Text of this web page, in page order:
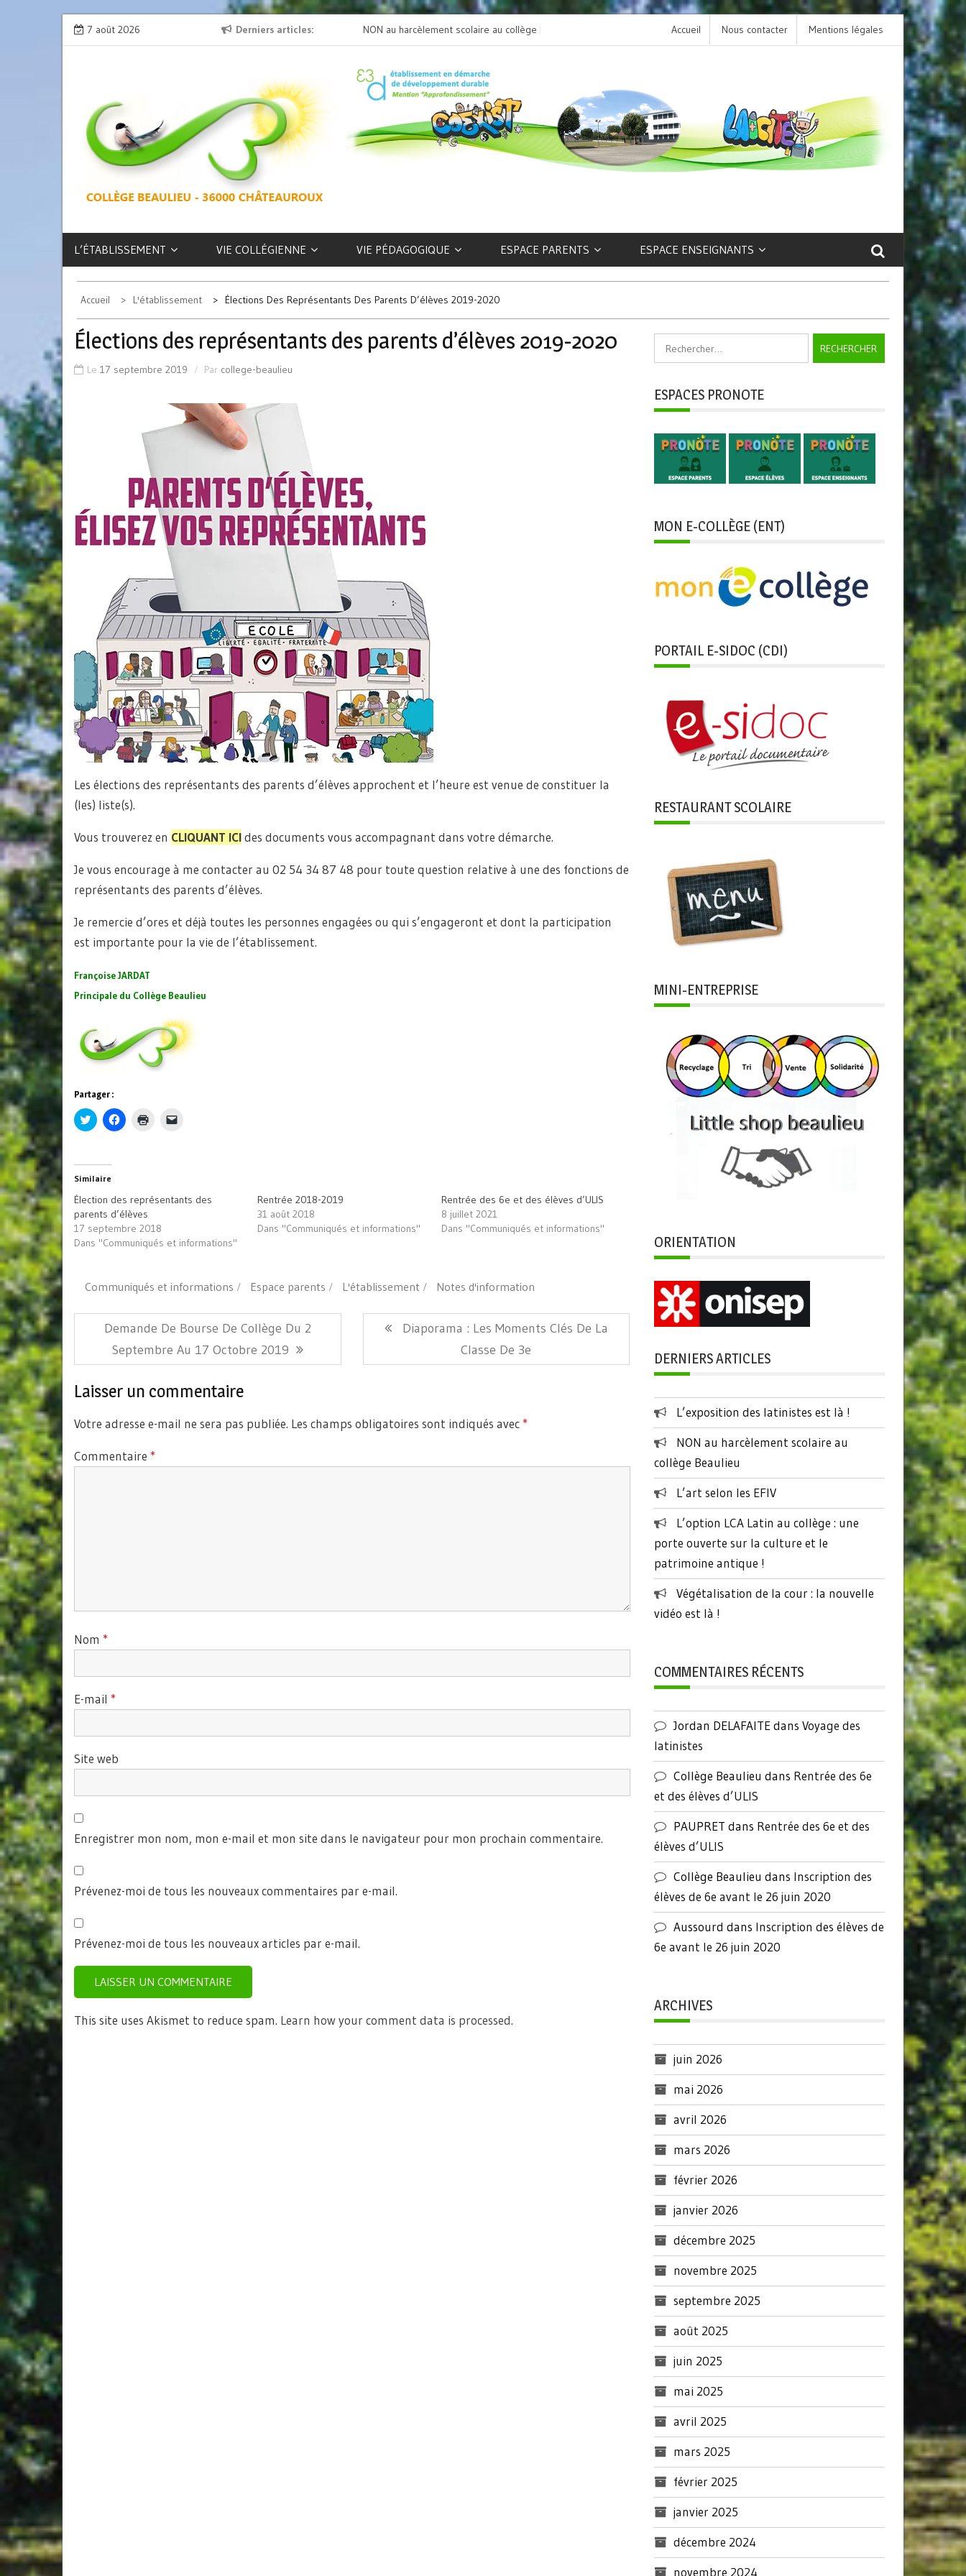
Skip
to
7 août 2026 Derniers articles
» : l’émission de radioL’exposition des latinistes est là ! NON au harcèlement scolaire au collège Beaulieu
L’option LCA Latin au collège : une porte
sur la culture et le patrimoine antique !
Accueil Nous contacter Mentions légales
COLLÈGE
BEAULIEU –
CHÂTEAUROUX
L’ÉTABLISSEMENT VIE COLLÉGIENNE VIE PÉDAGOGIQUE ESPACE PARENTS ESPACE ENSEIGNANTS
Accueil L'établissement Élections Des Représentants Des Parents D’élèves 2019-2020
Élections des représentants des parents d’élèves 2019-2020
Le 17 septembre 2019 Par college-beaulieu
Les élections des représentants des parents d’élèves approchent et l’heure est venue de constituer la
(les) liste(s).
Vous trouverez en CLIQUANT ICIdes documents vous accompagnant dans votre démarche.
Je vous encourage à me contacter au 02 54 34 87 48 pour toute question relative à une des fonctions de
représentants des parents d’élèves.
Je remercie d’ores et déjà toutes les personnes engagées ou qui s’engageront et dont la participation
est importante pour la vie de l’établissement.
Françoise JARDAT
Principale du Collège Beaulieu
Partager :
Cliquez
pour
dans
une
nouvelle
Cliquez
pour
Cliquer
pour
un
nouvelle
fenêtre)
Similaire
Élection des représentants des
parents d’élèves
17 septembre 2018
Dans "Communiqués et informations"
Rentrée 2018-2019
31 août 2018
Dans "Communiqués et informations"
Rentrée des 6e et des élèves d’ULIS
8 juillet 2021
Dans "Communiqués et informations"
Communiqués et informations Espace parents L'établissement Notes d'information
Navigation
l’article
Article
Précédent:
Demande De Bourse De Collège Du 2
Septembre Au 17 Octobre 2019
Article
Diaporama : Les Moments Clés De La
Classe De 3e
Laisser un commentaire
Votre adresse e-mail ne sera pas publiée. Les champs obligatoires sont indiqués avec*
Commentaire *
Nom *
E-mail *
Site web
Enregistrer mon nom, mon e-mail et mon site dans le navigateur pour mon prochain commentaire.
Prévenez-moi de tous les nouveaux commentaires par e-mail.
Prévenez-moi de tous les nouveaux articles par e-mail.
This site uses Akismet to reduce spam. Learn how your comment data is processed.
Rechercher :
ESPACES PRONOTE
MON E-COLLÈGE (ENT)
PORTAIL E-SIDOC (CDI)
RESTAURANT SCOLAIRE
MINI-ENTREPRISE
ORIENTATION
DERNIERS ARTICLES
L’exposition des latinistes est là !
NON au harcèlement scolaire au
collège Beaulieu
L’art selon les EFIV
L’option LCA Latin au collège : une
porte ouverte sur la culture et le
patrimoine antique !
Végétalisation de la cour : la nouvelle
vidéo est là !
COMMENTAIRES RÉCENTS
Jordan DELAFAITEdans Voyage des
latinistes
Collège Beaulieu dans Rentrée des 6e
et des élèves d’ULIS
PAUPRET dans Rentrée des 6e et des
élèves d’ULIS
Collège Beaulieu dans Inscription des
élèves de 6e avant le 26 juin 2020
Aussourd dans Inscription des élèves de
6e avant le 26 juin 2020
ARCHIVES
juin 2026
mai 2026
avril 2026
mars 2026
février 2026
janvier 2026
décembre 2025
novembre 2025
septembre 2025
août 2025
juin 2025
mai 2025
avril 2025
mars 2025
février 2025
janvier 2025
décembre 2024
novembre 2024